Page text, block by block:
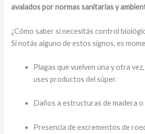
avalados por normas sanitarias y
¿Cómo saber si necesitás control
Si notás alguno de estos signos, es
Plagas que vuelven una y otra
uses productos del súper.
Daños a estructuras de madera o
Presencia de excrementos de